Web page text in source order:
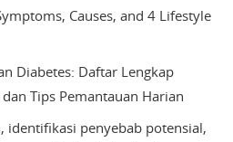
Causes, and 4 Lifestyle
Diabetes: Daftar Lengkap
Tips Pemantauan Harian
identifikasi penyebab potensial,